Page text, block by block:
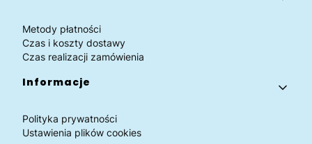
Metody płatności
Czas i koszty dostawy
Czas realizacji zamówienia
Informacje
Polityka prywatności
Ustawienia plików cookies